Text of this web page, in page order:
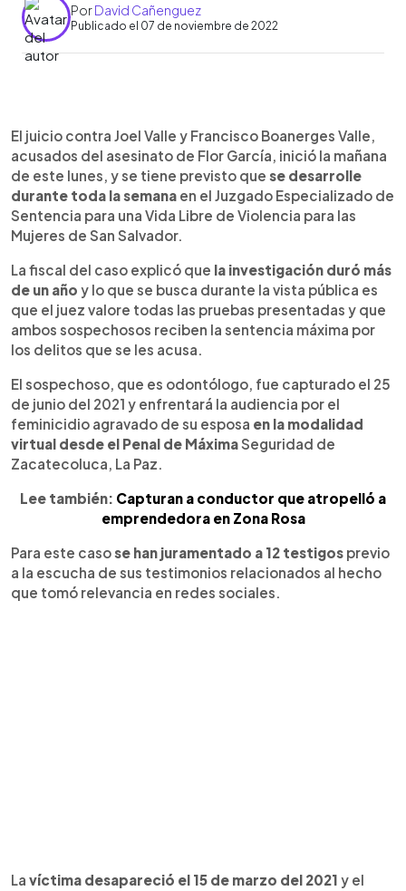
PorDavid Cañenguez
Publicado el 07 de noviembre de 2022
Escuchar artículo
El juicio contra Joel Valle y Francisco Boanerges Valle,
acusados del asesinato de Flor García, inició la mañana
de este lunes, y se tiene previsto que se desarrolle
durante toda la semana en el Juzgado Especializado de
Sentencia para una Vida Libre de Violencia para las
Mujeres de San Salvador.
La fiscal del caso explicó que la investigación duró más
de un año y lo que se busca durante la vista pública es
que el juez valore todas las pruebas presentadas y que
ambos sospechosos reciben la sentencia máxima por
los delitos que se les acusa.
El sospechoso, que es odontólogo, fue capturado el 25
de junio del 2021 y enfrentará la audiencia por el
feminicidio agravado de su esposa en la modalidad
virtual desde el Penal de Máxima Seguridad de
Zacatecoluca, La Paz.
Lee también: Capturan a conductor que atropelló a
emprendedora en Zona Rosa
Para este casose han juramentado a 12 testigos previo
a la escucha de sus testimonios relacionados al hecho
que tomó relevancia en redes sociales.
La víctima desapareció el 15 de marzo del 2021 y el